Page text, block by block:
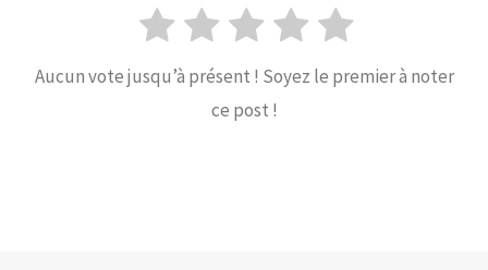
Aucun vote jusqu’à présent ! Soyez le premier à noter
ce post !